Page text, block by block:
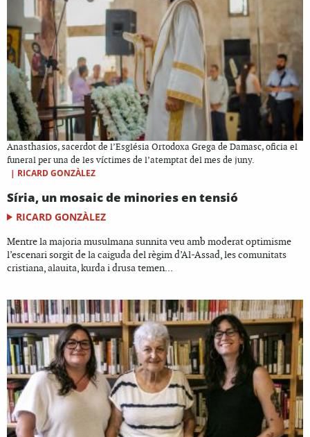
Anasthasios, sacerdot de l’Església Ortodoxa Grega de Damasc, oficia el
funeral per una de les víctimes de l’atemptat del mes de juny.
| RICARD GONZÀLEZ
Síria, un mosaic de minories en tensió
RICARD GONZÀLEZ
Mentre la majoria musulmana sunnita veu amb moderat optimisme
l’escenari sorgit de la caiguda del règim d’Al-Assad, les comunitats
cristiana, alauita, kurda i drusa temen...